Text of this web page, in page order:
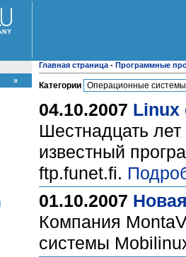
Главная страница - Программные
Категории
04.10.2007 Linux
Шестнадцать
известный
ftp.funet.fi.
01.10.2007
Компания
системы